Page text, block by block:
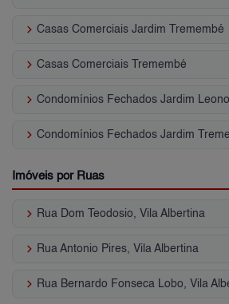
keyboard_arrow_right Casas Comerciais Jardim Tremembé
keyboard_arrow_right Casas Comerciais Tremembé
keyboard_arrow_right
keyboard_arrow_right Condomínios Fechados Jardim
Imóveis por Ruas
keyboard_arrow_right Rua Dom Teodosio, Vila Albertina
keyboard_arrow_right Rua Antonio Pires, Vila Albertina
keyboard_arrow_right Rua Bernardo Fonseca Lobo, Vila